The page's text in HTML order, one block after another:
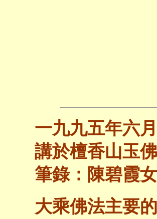
一九九五年六
講於檀香山玉
筆錄：陳碧霞
大乘佛法主要